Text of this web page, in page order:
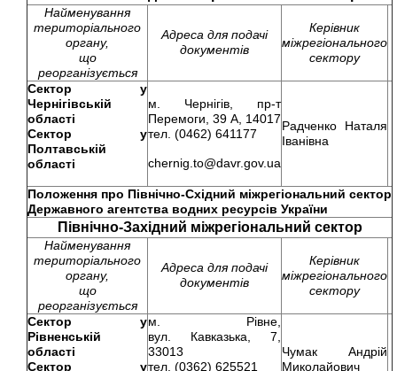
Найменування
територіального
органу,
що
реорганізується
Адреса для подачі
документів
Керівник
міжрегіонального
сектору
Сектор у
Чернігівській
області
Сектор у
Полтавській
області
м. Чернігів, пр-т
Перемоги, 39 А, 14017
тел. (0462) 641177
chernig.to@davr.gov.ua
Радченко Наталя
Іванівна
Положення про Північно-Східний міжрегіональний сектор
Державного агентства водних ресурсів України
Північно-Західний міжрегіональний сектор
Найменування
територіального
органу,
що
реорганізується
Адреса для подачі
документів
Керівник
міжрегіонального
сектору
Сектор у
Рівненській
області
Сектор у
м. Рівне,
вул. Кавказька, 7,
33013
тел. (0362) 625521
Чумак Андрій
Миколайович